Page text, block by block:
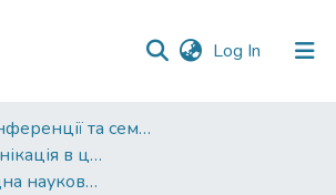
Log In (current)
012. Конференції та семінари НаУКМА
Наукова комунікація в цифрову епоху
6-а Міжнародна науково-практична конференція “Наукова комунікація в цифрову епоху”